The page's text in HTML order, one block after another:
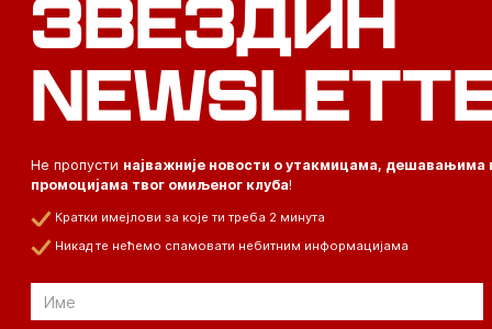
ЗВЕЗДИН
Не пропусти најважније новости о утакмицама, дешавањима
промоцијама твог омиљеног клуба!
Кратки имејлови за које ти треба 2 минута
Никад те нећемо спамовати небитним информацијама
Email